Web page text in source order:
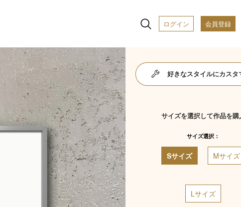
ログイン 会員登録
好きなスタイルにカスタ
サイズを選択して作品を購
サイズ選択：
Sサイズ Mサイズ
Lサイズ